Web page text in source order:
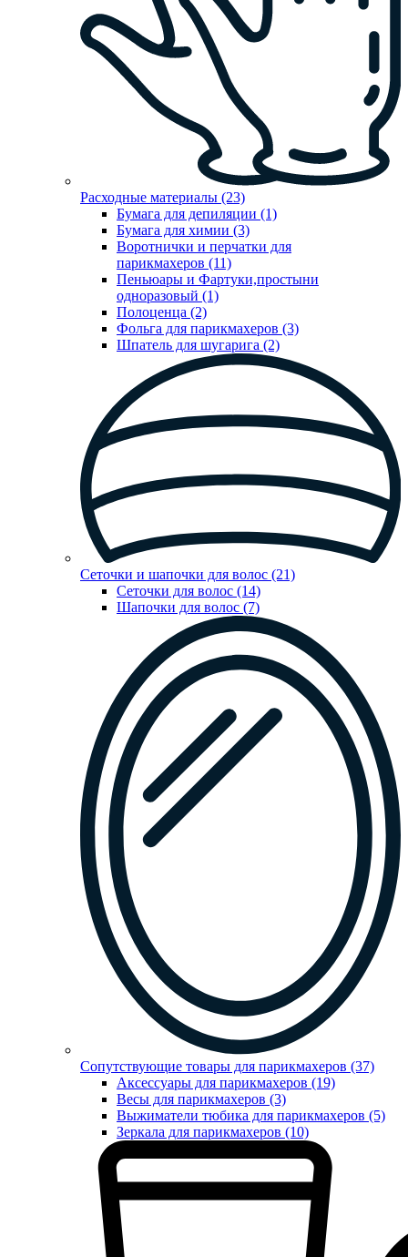
Расходные материалы (23)
Бумага для депиляции (1)
Бумага для химии (3)
Воротнички и перчатки для
парикмахеров (11)
Пеньюары и Фартуки,простыни
одноразовый (1)
Полоценца (2)
Фольга для парикмахеров (3)
Шпатель для шугарига (2)
Сеточки и шапочки для волос (21)
Сеточки для волос (14)
Шапочки для волос (7)
Сопутствующие товары для парикмахеров (37)
Аксессуары для парикмахеров (19)
Весы для парикмахеров (3)
Выжиматели тюбика для парикмахеров (5)
Зеркала для парикмахеров (10)